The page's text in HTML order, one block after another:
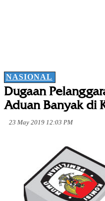
NASIONAL
Dugaan
Aduan Banyak di
23 May 2019 12:03 PM